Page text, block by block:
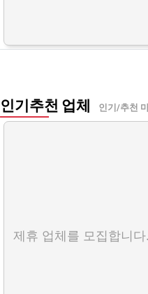
인기추천 업체 인기/추천
제휴 업체를 모집합니다.